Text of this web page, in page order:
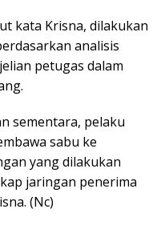
kata Krisna, dilakukan
analisis
petugas dalam
sementara, pelaku
sabu ke
yang dilakukan
jaringan penerima
(Nc)